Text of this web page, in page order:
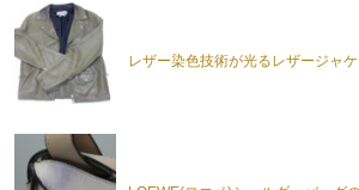
レザー染色技術が光るレザージャ